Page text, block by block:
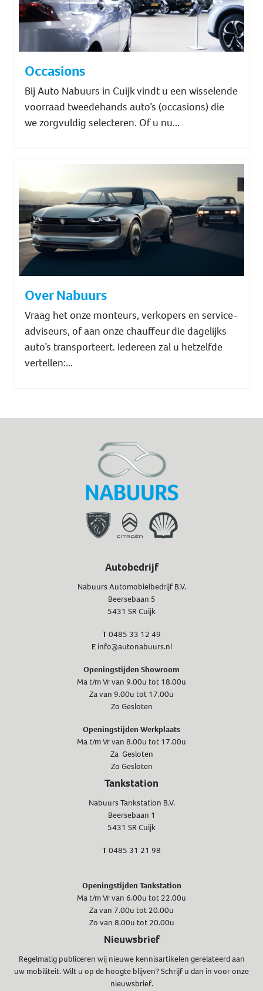
Occasions
Bij Auto Nabuurs in Cuijk vindt u een wisselende
voorraad tweedehands auto’s (occasions) die
we zorgvuldig selecteren. Of u nu...
Over Nabuurs
Vraag het onze monteurs, verkopers en service-
adviseurs, of aan onze chauffeur die dagelijks
auto’s transporteert. Iedereen zal u hetzelfde
vertellen:...
Autobedrijf
Nabuurs Automobielbedrijf B.V.
Beersebaan 5
5431 SR Cuijk
T0485 33 12 49
E info@autonabuurs.nl
Openingstijden Showroom
Ma t/m Vr van 9.00u tot 18.00u
Za van 9.00u tot 17.00u
Zo Gesloten
Openingstijden Werkplaats
Ma t/m Vr van 8.00u tot 17.00u
Za Gesloten
Zo Gesloten
Tankstation
Nabuurs Tankstation B.V.
Beersebaan 1
5431 SR Cuijk
T0485 31 21 98
Openingstijden Tankstation
Ma t/m Vr van 6.00u tot 22.00u
Za van 7.00u tot 20.00u
Zo van 8.00u tot 20.00u
Nieuwsbrief
Regelmatig publiceren wij nieuwe kennisartikelen gerelateerd aan
uw mobiliteit. Wilt u op de hoogte blijven? Schrijf u dan in voor onze
nieuwsbrief.